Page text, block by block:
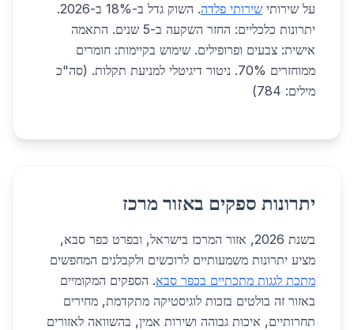
על שירותי שירותי פלדה
. השוק גדל ב-18% ב-2026.
יתרונות כלכליים: החזר השקעה ב-5 שנים. התאמה
אישית: צבעים ופרופילים. שימוש בקיימות: חומרים
ממוחזרים 70%. ניטור דיגיטלי למניעת תקלות. (סה"כ
מילים: 784)
יתרונות ספקים באזור מרכז
בשנת 2026, אזור המרכז בישראל, ובפרט כפר סבא,
מציע יתרונות משמעותיים לרוכשים ולקבלנים המחפשים
מתכת לגגות מתכתיים בכפר סבא. הספקים המקומיים
באזור זה בולטים בזכות לוגיסטיקה מתקדמת, מחירים
תחרותיים, איכות גבוהה ושירות אמין, בהשוואה לאזורים